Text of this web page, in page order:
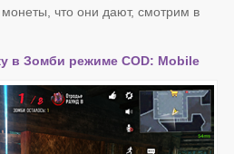
что они дают, смотрим в
в Зомби режиме COD: Mobile